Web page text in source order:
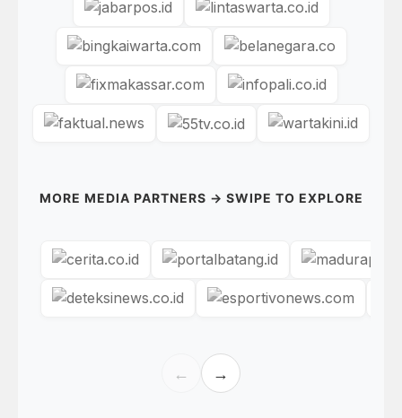
MORE MEDIA PARTNERS → SWIPE TO EXPLORE
← →